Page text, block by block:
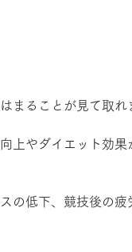
まることが見て取れ
上やダイエット効果
の低下、競技後の疲